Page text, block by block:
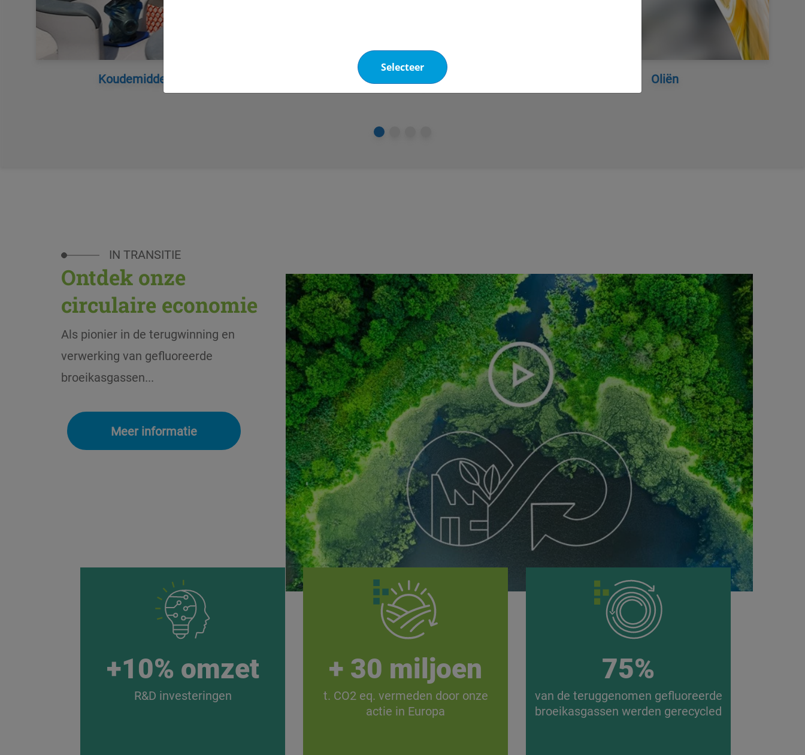
Selecteer
Koudemiddelen Energiedragers Oliën
IN TRANSITIE
Ontdek onze
circulaire economie
Als pionier in de terugwinning en
verwerking van gefluoreerde
broeikasgassen...
Meer informatie
+10% omzet
R&D investeringen
+ 30 miljoen
t. CO2 eq. vermeden door onze
actie in Europa
75%
van de teruggenomen gefluoreerde
broeikasgassen werden gerecycled